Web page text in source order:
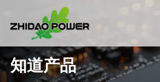
知道产品